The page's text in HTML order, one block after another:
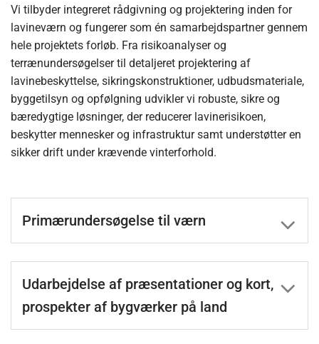
Vi tilbyder integreret rådgivning og projektering inden for
lavineværn og fungerer som én samarbejdspartner gennem
hele projektets forløb. Fra risikoanalyser og
terrænundersøgelser til detaljeret projektering af
lavinebeskyttelse, sikringskonstruktioner, udbudsmateriale,
byggetilsyn og opfølgning udvikler vi robuste, sikre og
bæredygtige løsninger, der reducerer lavinerisikoen,
beskytter mennesker og infrastruktur samt understøtter en
sikker drift under krævende vinterforhold.
Primærundersøgelse til værn
Udarbejdelse af præsentationer og kort,
prospekter af bygværker på land